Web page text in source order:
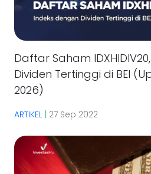
Daftar Saham
Dividen Tertinggi di BEI
2026)
ARTIKEL 27 Sep 2022